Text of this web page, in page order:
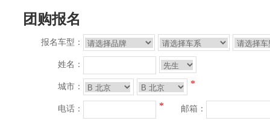
团购报名
报名车型：
姓名：
城市： *
电话： * 邮箱：